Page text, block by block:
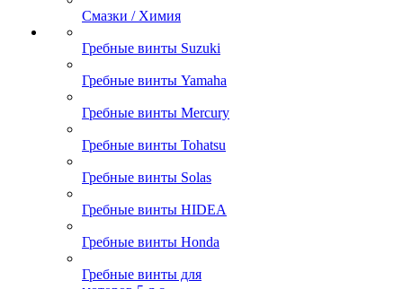
Смазки / Химия
Гребные винты Suzuki
Гребные винты Yamaha
Гребные винты Mercury
Гребные винты Tohatsu
Гребные винты Solas
Гребные винты HIDEA
Гребные винты Honda
Гребные винты для